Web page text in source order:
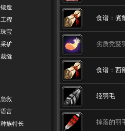
锻造
工程
珠宝
采矿
裁缝
急救
语言
种族特长
食谱：煮
劣质秃鹫
食谱：西
轻羽毛
掉落的羽